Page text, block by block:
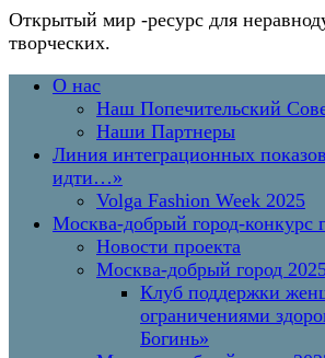
Открытый мир -ресурс для
творческих.
Перейти
содержимому
Основное
О нас
Наш Попечительский
Наши Партнеры
Линия интеграционных
идти…»
Volga Fashion Week 2025
Москва-добрый город-конкурс
Новости проекта
Москва-добрый город
Клуб поддержки
ограничениями
Богинь»